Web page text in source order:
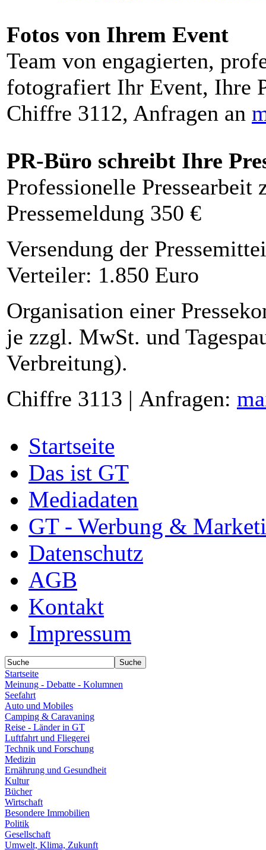
Fotos von Ihrem Event
Team von engagierten,
fotografiert Ihr Event, Ihre
Chiffre 3112, Anfragen an
PR-Büro schreibt Ihre
Professionelle Pressearbeit
Pressemeldung 350 €
Versendung der
Verteiler: 1.850 Euro
Organisation einer
je zzgl. MwSt. und
Verbreitung).
Chiffre 3113 | Anfragen:
Startseite
Das ist GT
Mediadaten
GT - Werbung &
Datenschutz
AGB
Kontakt
Impressum
Startseite
Meinung - Debatte - Kolumnen
Seefahrt
Auto und Mobiles
Camping & Caravaning
Reise - Länder in GT
Luftfahrt und Fliegerei
Technik und Forschung
Medizin
Ernährung und Gesundheit
Kultur
Bücher
Wirtschaft
Besondere Immobilien
Politik
Gesellschaft
Umwelt, Klima, Zukunft